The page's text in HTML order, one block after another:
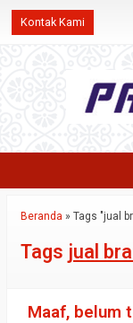
Kontak Kami
Beranda » Tags "jual
Tags jual
Maaf, belum